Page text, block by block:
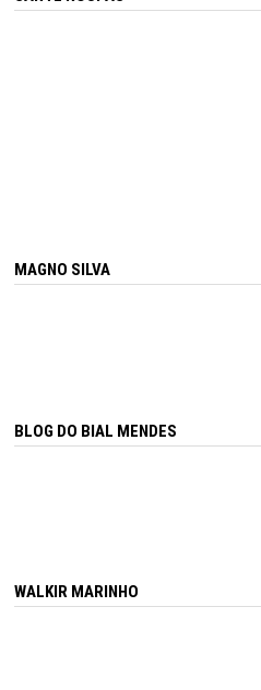
MAGNO SILVA
BLOG DO BIAL MENDES
WALKIR MARINHO